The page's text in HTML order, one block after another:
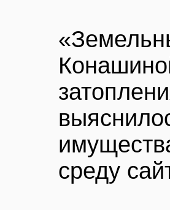
среду